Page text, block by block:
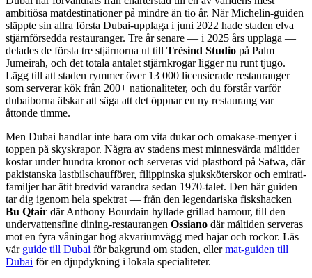
ambitiösa matdestinationer på mindre än tio år. När Michelin-guiden
släppte sin allra första Dubai-upplaga i juni 2022 hade staden elva
stjärnförsedda restauranger. Tre år senare — i 2025 års upplaga —
delades de första tre stjärnorna ut till Trèsind Studio på Palm
Jumeirah, och det totala antalet stjärnkrogar ligger nu runt tjugo.
Lägg till att staden rymmer över 13 000 licensierade restauranger
som serverar kök från 200+ nationaliteter, och du förstår varför
dubaiborna älskar att säga att det öppnar en ny restaurang var
åttonde timme.
Men Dubai handlar inte bara om vita dukar och omakase-menyer i
toppen på skyskrapor. Några av stadens mest minnesvärda måltider
kostar under hundra kronor och serveras vid plastbord på Satwa, där
pakistanska lastbilschaufförer, filippinska sjuksköterskor och emirati-
familjer har ätit bredvid varandra sedan 1970-talet. Den här guiden
tar dig igenom hela spektrat — från den legendariska fiskshacken
Bu Qtair där Anthony Bourdain hyllade grillad hamour, till den
undervattensfine dining-restaurangen Ossiano där måltiden serveras
mot en fyra våningar hög akvariumvägg med hajar och rockor. Läs
vår guide till Dubai för bakgrund om staden, ellermat-guiden till
Dubai för en djupdykning i lokala specialiteter.